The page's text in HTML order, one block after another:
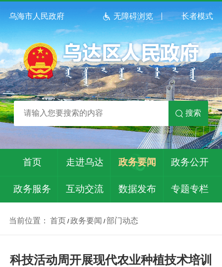
乌海市人民政府 无障碍浏览 长者模式
搜索
首页 走进乌达 政务要闻 政务公开
政务服务 互动交流 数据发布 专题专栏
当前位置： 首页 /政务要闻 /部门动态
科技活动周开展现代农业种植技术培训